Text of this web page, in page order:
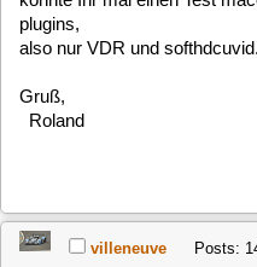
Probleme mit Nvidia GTX1060 und
« Reply #2 on:
deinstallieren oder muß es ein
System sein?
«Reply #3 on:January 16, 2025,
Deinstallieren reicht aus